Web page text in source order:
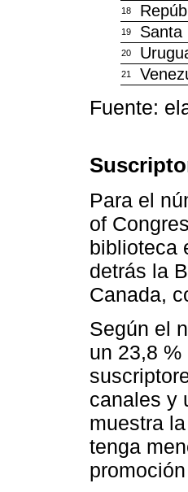
18
19 Santa
20
21
Fuente:
Para el
of
biblioteca
detrás la
Canada,
Según el
un 23,8
canales y
muestra la
tenga